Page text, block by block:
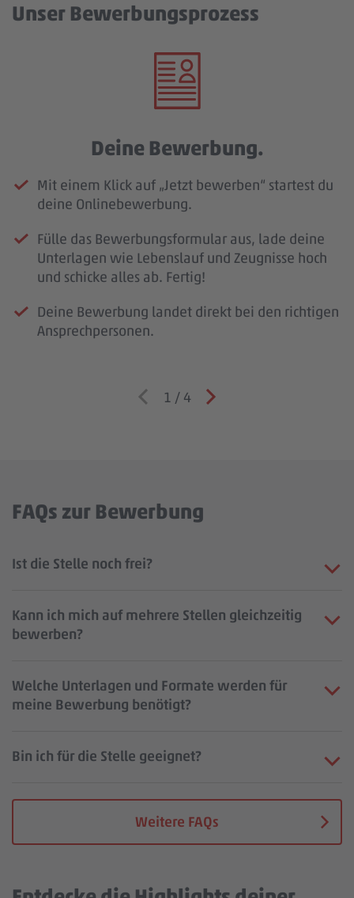
Unser Bewerbungsprozess
Deine Bewerbung.
Mit einem Klick auf „Jetzt bewerben“ startest du
deine Onlinebewerbung.
Fülle das Bewerbungsformular aus, lade deine
Unterlagen wie Lebenslauf und Zeugnisse hoch
und schicke alles ab. Fertig!
Deine Bewerbung landet direkt bei den richtigen
Ansprechpersonen.
1 / 4
FAQs zur Bewerbung
Ist die Stelle noch frei?
Kann ich mich auf mehrere Stellen gleichzeitig
bewerben?
Welche Unterlagen und Formate werden für
meine Bewerbung benötigt?
Bin ich für die Stelle geeignet?
Weitere FAQs